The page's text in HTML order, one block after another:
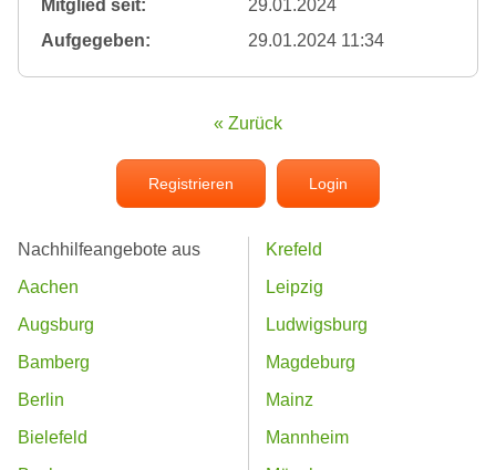
Mitglied seit:
29.01.2024
Aufgegeben:
29.01.2024 11:34
« Zurück
Registrieren Login
Nachhilfeangebote aus
Aachen
Augsburg
Bamberg
Berlin
Bielefeld
Krefeld
Leipzig
Ludwigsburg
Magdeburg
Mainz
Mannheim